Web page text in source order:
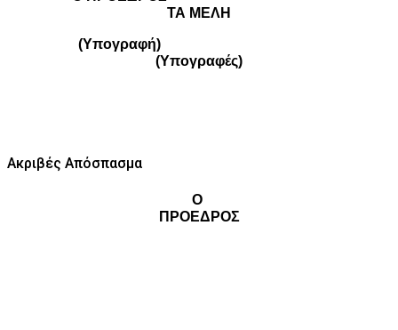
ΤΑ ΜΕΛΗ
(Υπογραφή)
(Υπογραφές)
Ακριβές Απόσπασμα
Ο
ΠΡΟΕΔΡΟΣ